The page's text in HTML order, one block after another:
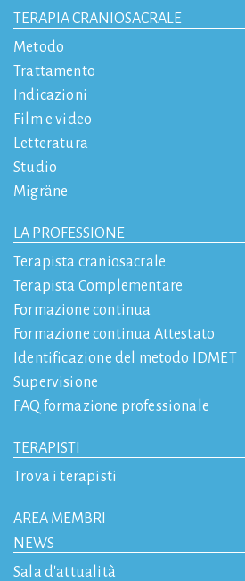
TERAPIA CRANIOSACRALE
Metodo
Trattamento
Indicazioni
Film e video
Letteratura
Studio
Migräne
LA PROFESSIONE
Terapista craniosacrale
Terapista Complementare
Formazione continua
Formazione continua Attestato
Identificazione del metodo IDMET
Supervisione
FAQ formazione professionale
TERAPISTI
Trova i terapisti
AREA MEMBRI
NEWS
Sala d'attualità